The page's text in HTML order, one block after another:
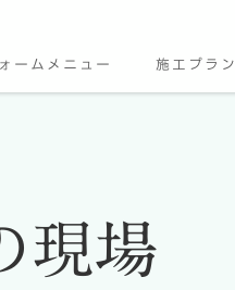
ームメニュー 施工プラン
現場